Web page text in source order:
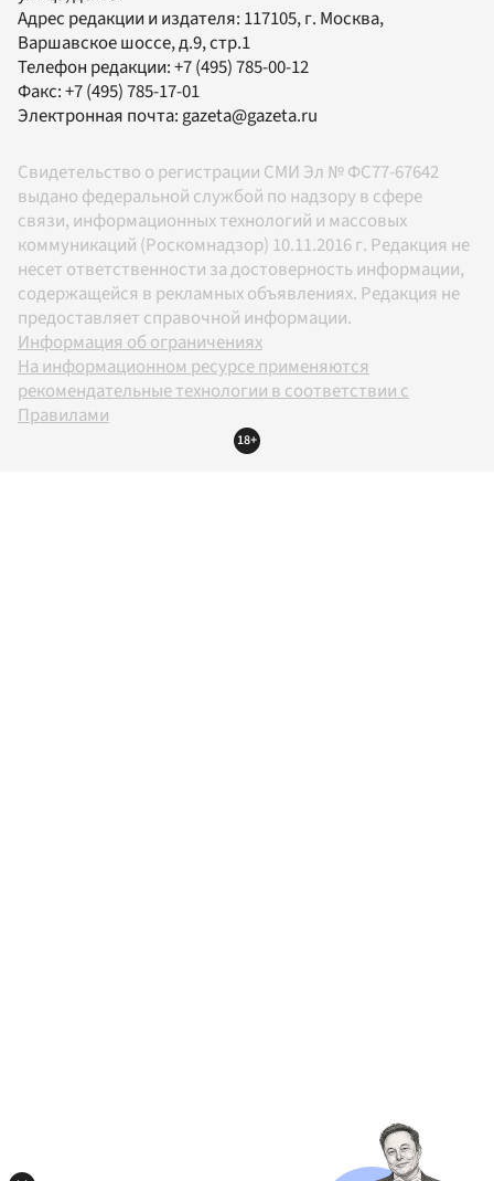
Адрес редакции и издателя: 117105, г. Москва,
Варшавское шоссе, д.9, стр.1
Телефон редакции:+7 (495) 785-00-12
Факс:+7 (495) 785-17-01
Электронная почта:gazeta@gazeta.ru
Свидетельство о регистрации СМИ Эл № ФС77-67642
выдано федеральной службой по надзору в сфере
связи, информационных технологий и массовых
коммуникаций (Роскомнадзор) 10.11.2016 г. Редакция не
несет ответственности за достоверность информации,
содержащейся в рекламных объявлениях. Редакция не
предоставляет справочной информации.
Информация об ограничениях
На информационном ресурсе применяются
рекомендательные технологии в соответствии с
Правилами
18+